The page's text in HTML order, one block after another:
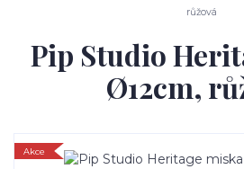
růžová
Pip Studio
Ø12cm,
Akce